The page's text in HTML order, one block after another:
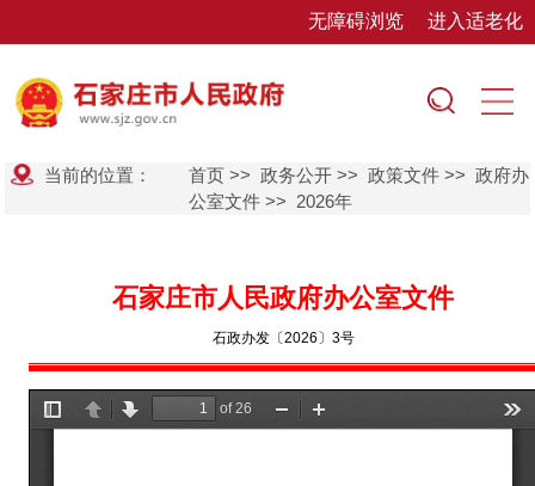
无障碍浏览 进入适老化
当前的位置： 首页 >>政务公开 >>政策文件 >>政府办
公室文件 >> 2026年
石家庄市人民政府办公室文件
石政办发〔2026〕3号